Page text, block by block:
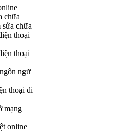
chữa
sửa chữa
thoại
thoại
ngữ
thoại di
mạng
online